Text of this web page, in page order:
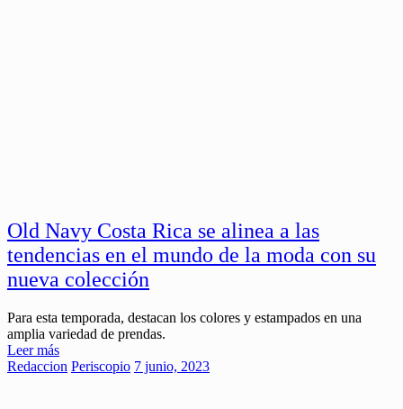
Old Navy Costa Rica se alinea a las
tendencias en el mundo de la moda con su
nueva colección
Para esta temporada, destacan los colores y estampados en una
amplia variedad de prendas.
Leer más
Redaccion Periscopio 7 junio, 2023